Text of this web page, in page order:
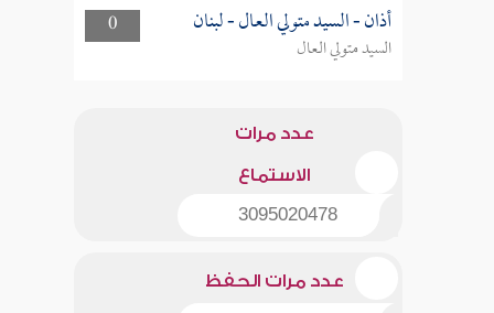
0
أذان - السيد متولي العال - لبنان
السيد متولي العال
عدد مرات
الاستماع
3095020478
عدد مرات الحفظ